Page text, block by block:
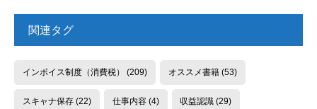
関連タグ
インボイス制度（消費税） (209) オススメ書籍(53)
スキャナ保存(22) 仕事内容(4) 収益認識 (29)